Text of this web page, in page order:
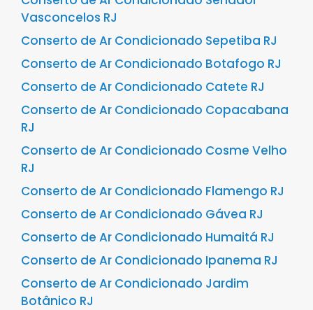
Vasconcelos RJ
Conserto de Ar Condicionado Sepetiba RJ
Conserto de Ar Condicionado Botafogo RJ
Conserto de Ar Condicionado Catete RJ
Conserto de Ar Condicionado Copacabana
RJ
Conserto de Ar Condicionado Cosme Velho
RJ
Conserto de Ar Condicionado Flamengo RJ
Conserto de Ar Condicionado Gávea RJ
Conserto de Ar Condicionado Humaitá RJ
Conserto de Ar Condicionado Ipanema RJ
Conserto de Ar Condicionado Jardim
Botânico RJ